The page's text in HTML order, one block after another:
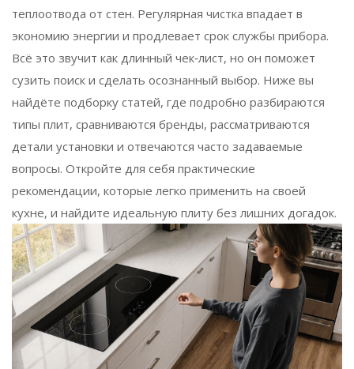
теплоотвода от стен. Регулярная чистка впадает в
экономию энергии и продлевает срок службы прибора.
Всё это звучит как длинный чек‑лист, но он поможет
сузить поиск и сделать осознанный выбор. Ниже вы
найдёте подборку статей, где подробно разбираются
типы плит, сравниваются бренды, рассматриваются
детали установки и отвечаются часто задаваемые
вопросы. Откройте для себя практические
рекомендации, которые легко применить на своей
кухне, и найдите идеальную плиту без лишних догадок.